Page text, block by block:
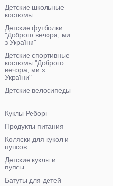
Детские школьные
костюмы
Детские футболки
"Доброго вечора, ми
з України"
Детские спортивные
костюмы "Доброго
вечора, ми з
України"
Детские велосипеды
Куклы Реборн
Продукты питания
Коляски для кукол и
пупсов
Детские куклы и
пупсы
Батуты для детей